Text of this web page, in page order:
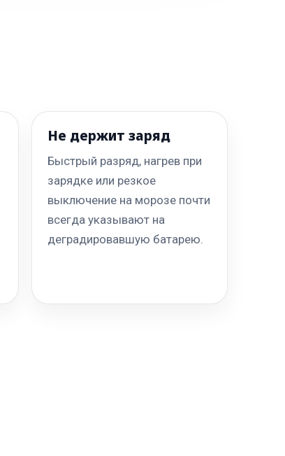
Не держит заряд
Быстрый разряд, нагрев при
зарядке или резкое
выключение на морозе почти
всегда указывают на
деградировавшую батарею.